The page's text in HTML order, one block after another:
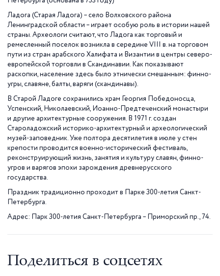
Ладога (Старая Ладога) – село Волховского района
Ленинградской области – играет особую роль в истории нашей
страны. Археологи считают, что Ладога как торговый и
ремесленный поселок возникла в середине VIII в. на торговом
пути из стран арабского Халифата и Византии в центры северо-
европейской торговли в Скандинавии. Как показывают
раскопки, население здесь было этнически смешанным: финно-
угры, славяне, балты, варяги (скандинавы).
В Старой Ладоге сохранились храм Георгия Победоносца,
Успенский, Николаевский, Иоанно-Предтеченский монастыри
и другие архитектурные сооружения. В 1971 г. создан
Староладожский историко-архитектурный и археологический
музей-заповедник. Уже полтора десятилетия в июле у стен
крепости проводится военно-исторический фестиваль,
реконструирующий жизнь, занятия и культуру славян, финно-
угров и варягов эпохи зарождения древнерусского
государства.
Праздник традиционно проходит в Парке 300-летия Санкт-
Петербурга.
Адрес: Парк 300-летия Санкт-Петербурга – Приморский пр., 74.
Поделиться в соцсетях